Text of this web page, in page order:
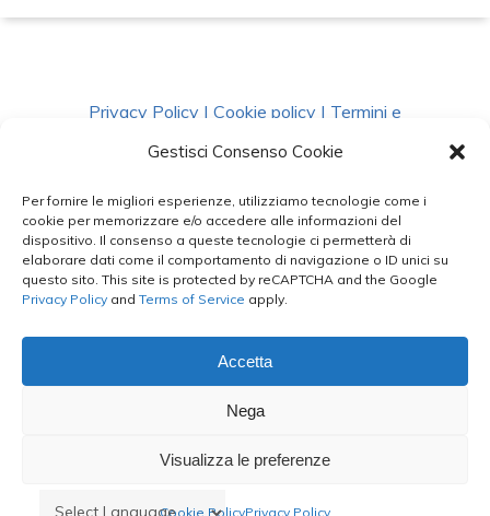
Gestisci Consenso Cookie
Per fornire le migliori esperienze, utilizziamo tecnologie come i
cookie per memorizzare e/o accedere alle informazioni del
dispositivo. Il consenso a queste tecnologie ci permetterà di
elaborare dati come il comportamento di navigazione o ID unici su
questo sito. This site is protected by reCAPTCHA and the Google
Privacy Policy and Terms of Service apply.
Accetta
Nega
Visualizza le preferenze
Cookie PolicyPrivacy Policy
Privacy Policy | Cookie policy | Termini e
Condizioni|Richiedi Dati
facebook instagram whatsappphone
email
Le Bontà del Capo ©